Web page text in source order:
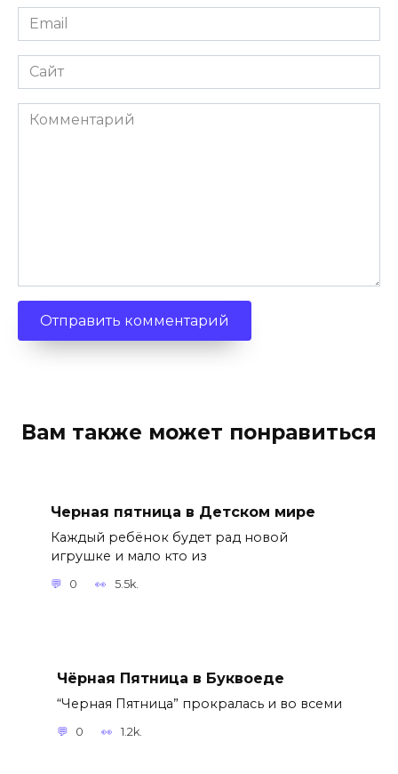
Email
*
Сайт
Комментарий
Вам также может понравиться
Черная пятница в Детском мире
Каждый ребёнок будет рад новой
игрушке и мало кто из
0 5.5k.
Чёрная Пятница в Буквоеде
“Черная Пятница” прокралась и во всеми
0 1.2k.